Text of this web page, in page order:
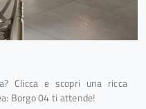
Clicca e scopri una ricca
Borgo 04 ti attende!